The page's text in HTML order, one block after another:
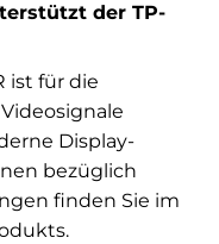
der TP-
ist für die
Display-
bezüglich
finden Sie im